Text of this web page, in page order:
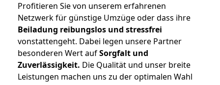
Profitieren Sie von unserem erfahrenen
Netzwerk für günstige Umzüge oder dass ihre
Beiladung reibungslos und stressfrei
vonstattengeht. Dabei legen unsere Partner
besonderen Wert aufSorgfalt und
Zuverlässigkeit. Die Qualität und unser breite
Leistungen machen uns zu der optimalen Wahl